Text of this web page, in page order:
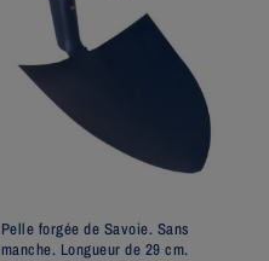
Pelle forgée de Savoie. Sans
manche. Longueur de 29 cm.